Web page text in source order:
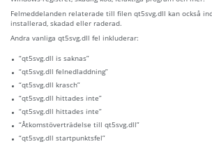
Felmeddelanden relaterade till filen qt5svg.dll kan också
installerad, skadad eller raderad.
Andra vanliga qt5svg.dll fel inkluderar:
“qt5svg.dll is saknas”
“qt5svg.dll felnedladdning”
“qt5svg.dll krasch”
“qt5svg.dll hittades inte”
“qt5svg.dll hittades inte”
“Åtkomstöverträdelse till qt5svg.dll”
“qt5svg.dll startpunktsfel”